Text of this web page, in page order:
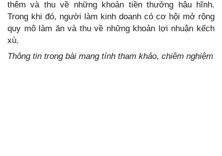
thêm và thu về những khoản tiền thưởng hậu hĩnh.
Trong khi đó, người làm kinh doanh có cơ hội mở rộng
quy mô làm ăn và thu về những khoản lợi nhuận kếch
xù.
Thông tin trong bài mang tính tham khảo, chiêm nghiệm